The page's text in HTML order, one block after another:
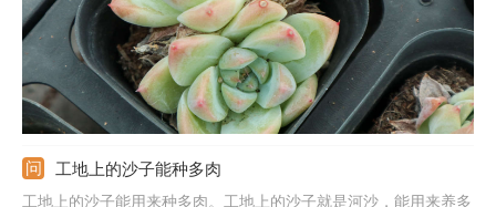
工地上的沙子能种多肉
工地上的沙子能用来种多肉。工地上的沙子就是河沙，能用来养多